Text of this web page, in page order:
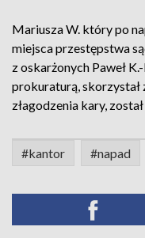
Mariusza W. który po
miejsca przestępstwa
z oskarżonych Paweł
prokuraturą, skorzystał
złagodzenia kary,
#kantor #napad